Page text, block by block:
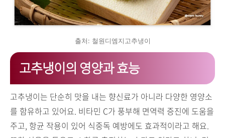
출처: 철원디엠지고추냉이
고추냉이의 영양과 효능
고추냉이는 단순히 맛을 내는 향신료가 아니라 다양한 영양소
를 함유하고 있어요. 비타민 C가 풍부해 면역력 증진에 도움을
주고, 항균 작용이 있어 식중독 예방에도 효과적이라고 해요.